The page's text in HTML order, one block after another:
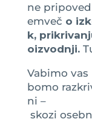
ne
emveč o
k,
oizvodnji.
Vabimo
bomo
ni –
skozi